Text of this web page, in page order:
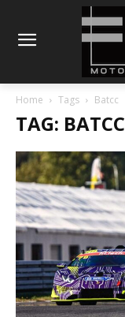
Home Tags Batcc
TAG: BATCC